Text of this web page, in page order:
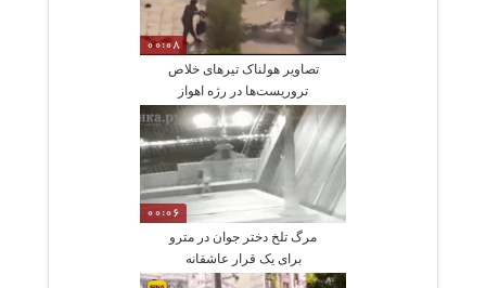
00:08
تصاویر هولناک تیرهای خلاص
تروریست‌ها در رژه اهواز
00:06
مرگ تلخ دختر جوان در مترو
برای یک قرار عاشقانه